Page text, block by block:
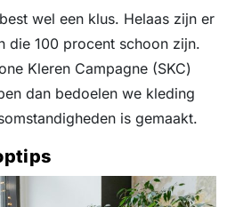
wel een klus. Helaas zijn er
die 100 procent schoon zijn.
Kleren Campagne (SKC)
dan bedoelen we kleding
is gemaakt.